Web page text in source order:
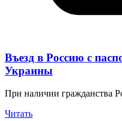
Въезд в Россию с
Украины
При наличии гражданства
Читать